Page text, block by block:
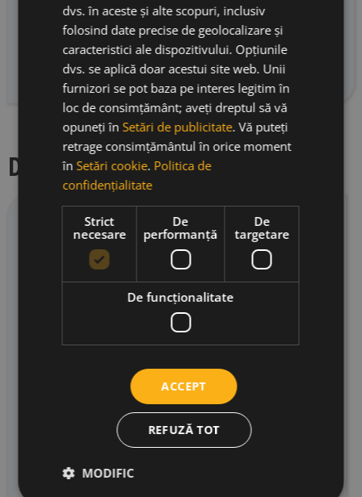
accente fine toastate și nuanțe de nectarină, iar
gustul evoluează grațios, cu tonuri florale, o
atingere condimentată persistentă și un final
proaspăt, ușor mentolat, de mare finețe.
Descriere producator
Champagne Lenoble este o casă independentă
de șampanie fondată în 1920 la Damery, în inima
regiunii Champagne, recunoscută pentru stilul
său elegant, artizanal și orientat spre expresia
terroir-ului. Cu o istorie de peste un secol,
Maison Lenoble produce șampanie premium în
serii limitate, punând accent pe calitatea
maturarea atentă a fiecărei cuvée. Filosofia casei
pornește de la ideea că un vin mare începe
întotdeauna cu un strugure excelent și cu un sol
apreciată pentru expresia rafinată a soiului
dvs. în aceste și alte scopuri, inclusiv
folosind date precise de geolocalizare și
caracteristici ale dispozitivului. Opțiunile
dvs. se aplică doar acestui site web. Unii
furnizori se pot baza pe interes legitim în
loc de consimțământ; aveți dreptul să vă
opuneți în Setări de publicitate. Vă puteți
retrage consimțământul în orice moment
în Setări cookie. Politica de
confidențialitate
Strict
necesare
De
performanță
De
targetare
De funcţionalitate
ACCEPT
REFUZĂ TOT
MODIFIC